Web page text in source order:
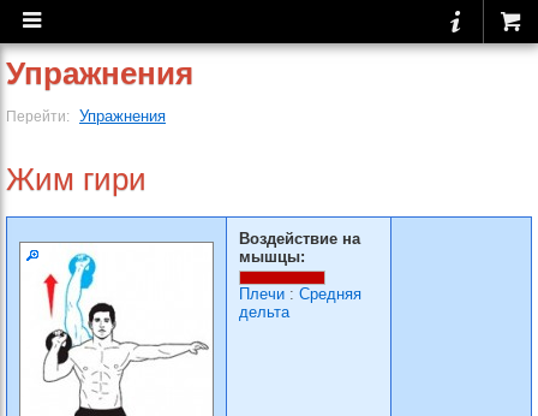
Упражнения
Перейти: Упражнения
Жим гири
Воздействие на
мышцы:
Плечи : Средняя
дельта